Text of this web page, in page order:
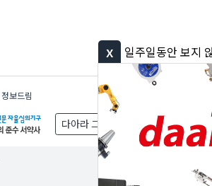
완속충전기 첫선
무료 무료
일주일동안 보지 않기
정보드림
다아라 그룹